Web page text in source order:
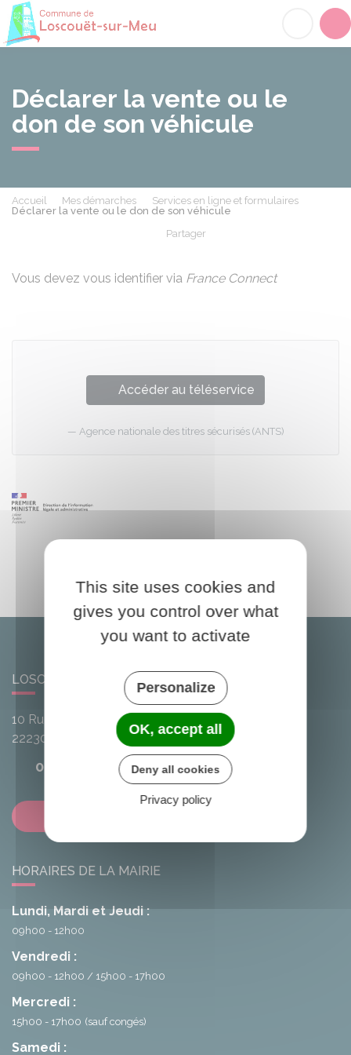
Déclarer la vente ou le
don de son véhicule
Accueil Mes démarches
Services en ligne et formulaires
Déclarer la vente ou le don de son véhicule
Partager
Vous devez vous identifier via France Connect
Accéder au téléservice
Agence nationale des titres sécurisés (ANTS)
LOSCOUËT-SUR-MEU
10 Rue de l'Avenir
22230
Loscouët-sur-Meu
02 96 25 20 68
HORAIRES DE LA MAIRIE
Lundi, Mardi et Jeudi :
09h00 - 12h00
Vendredi :
09h00 - 12h00 15h00 - 17h00
Mercredi :
15h00 - 17h00 (sauf congés)
Samedi :
This site uses cookies and
gives you control over what
you want to activate
Personalize
OK, accept all
Deny all cookies
Privacy policy